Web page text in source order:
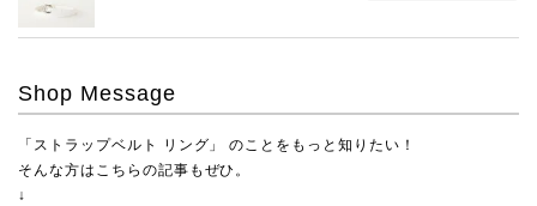
Shop Message
「ストラップベルト リング」 のことをもっと知りたい！
そんな方はこちらの記事もぜひ。
↓